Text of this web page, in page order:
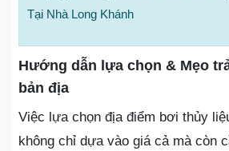
Tại Nhà Long Khánh
Hướng dẫn lựa chọn & Mẹo
bản địa
Việc lựa chọn địa điểm bơi thủy
không chỉ dựa vào giá cả mà còn